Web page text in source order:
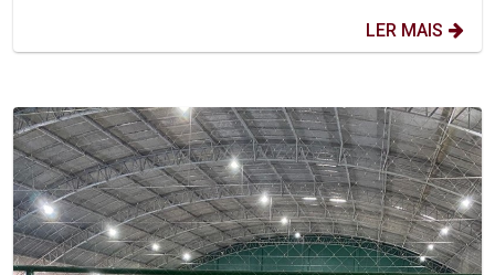
LER MAIS